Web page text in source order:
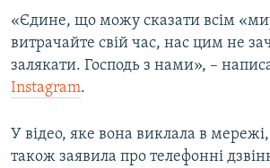
«Єдине, що можу сказати всім
витрачайте свій час, нас цим не
залякати. Господь з нами», –
Instagram.
У відео, яке вона виклала в
також заявила про телефонні